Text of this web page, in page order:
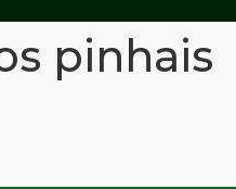
pinhais